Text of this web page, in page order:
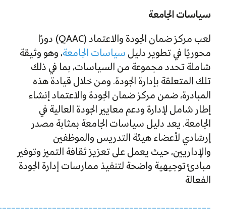
سياسات الجامعة
لعب مركز ضمان الجودة والاعتماد (QAAC) دورًا
محوريًا في تطوير دليل سياسات الجامعة، وهو وثيقة
شاملة تحدد مجموعة من السياسات، بما في ذلك
تلك المتعلقة بإدارة الجودة. ومن خلال قيادة هذه
المبادرة، ضمن مركز ضمان الجودة والاعتماد إنشاء
إطار شامل لإدارة ودعم معايير الجودة العالية في
الجامعة. يعد دليل سياسات الجامعة بمثابة مصدر
إرشادي لأعضاء هيئة التدريس والموظفين
والإداريين، حيث يعمل على تعزيز ثقافة التميز وتوفير
مبادئ توجيهية واضحة لتنفيذ ممارسات إدارة الجودة
الفعالة